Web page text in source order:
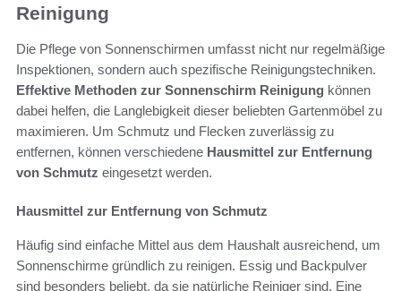
Reinigung
Die Pflege von Sonnenschirmen umfasst nicht nur regelmäßige
Inspektionen, sondern auch spezifische Reinigungstechniken.
Effektive Methoden zur Sonnenschirm Reinigung können
dabei helfen, die Langlebigkeit dieser beliebten Gartenmöbel zu
maximieren. Um Schmutz und Flecken zuverlässig zu
entfernen, können verschiedene Hausmittel zur Entfernung
von Schmutz eingesetzt werden.
Hausmittel zur Entfernung von Schmutz
Häufig sind einfache Mittel aus dem Haushalt ausreichend, um
Sonnenschirme gründlich zu reinigen. Essig und Backpulver
sind besonders beliebt, da sie natürliche Reiniger sind. Eine